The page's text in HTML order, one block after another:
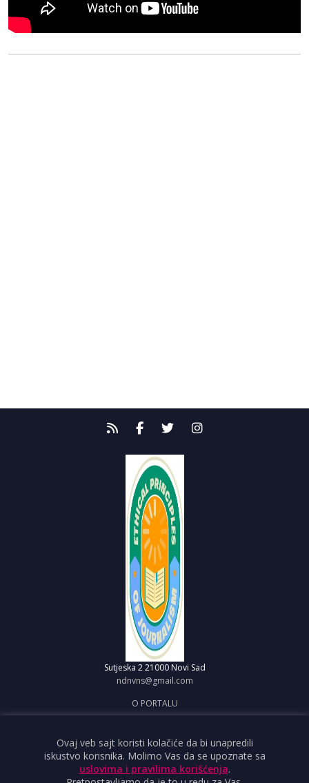
Sutjeska 2 21000 Novi Sad
ndnvns@gmail.com
O PORTALU
OBJAVI VEST
USLOVI KORIŠĆENJA
Ovaj veb sajt koristi kolačiće da bi unapredili
iskustvo korisnika. Molimo Vas da se upoznate sa
uslovima i pravilima korišćenja.